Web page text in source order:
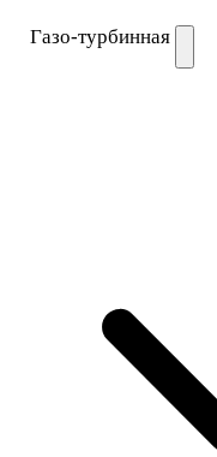
Газо-турбинная